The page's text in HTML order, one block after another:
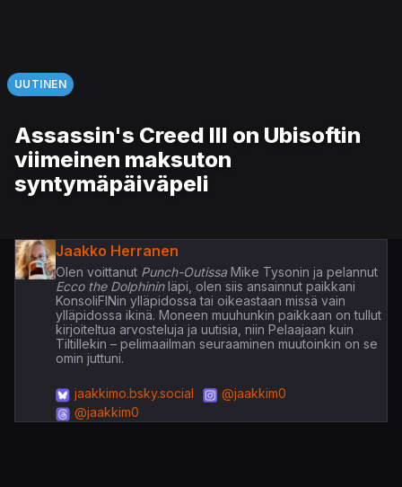
UUTINEN
Assassin's Creed III on Ubisoftin
viimeinen maksuton
syntymäpäiväpeli
Jaakko Herranen
Olen voittanutPunch-OutissaMike Tysonin ja pelannut
Ecco the Dolphininläpi, olen siis ansainnut paikkani
KonsoliFINin ylläpidossa tai oikeastaan missä vain
ylläpidossa ikinä. Moneen muuhunkin paikkaan on tullut
kirjoiteltua arvosteluja ja uutisia, niin Pelaajaan kuin
Tiltillekin – pelimaailman seuraaminen muutoinkin on se
omin juttuni.
jaakkimo.bsky.social
@jaakkim0
@jaakkim0